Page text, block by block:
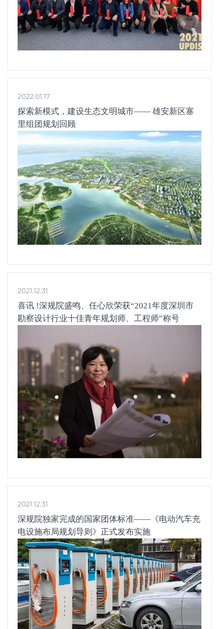
2022.01.17
探索新模式，建设生态文明城市—— 雄安新区寨
里组团规划回顾
2021.12.31
喜讯 !深规院盛鸣、任心欣荣获“2021年度深圳市
勘察设计行业十佳青年规划师、工程师”称号
2021.12.31
深规院独家完成的国家团体标准——《电动汽车充
电设施布局规划导则》正式发布实施